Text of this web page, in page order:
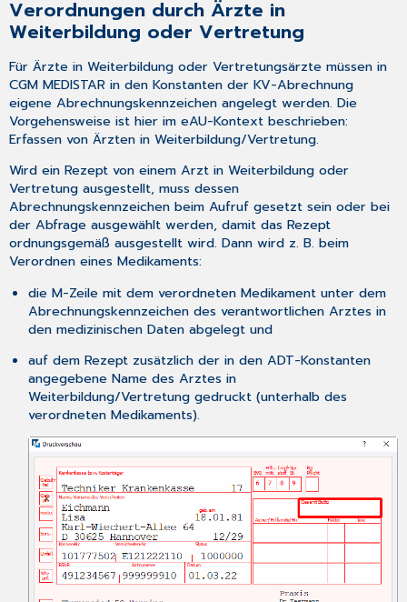
Verordnungen durch Ärzte in
Weiterbildung oder Vertretung
Für Ärzte in Weiterbildung oder Vertretungsärzte müssen in
CGM MEDISTAR in den Konstanten der KV-Abrechnung
eigeneAbrechnungskennzeichen angelegt werden. Die
Vorgehensweise ist hier im eAU-Kontext beschrieben:
Erfassen von Ärzten in Weiterbildung/Vertretung.
Wird ein Rezept von einem Arzt in Weiterbildung oder
Vertretung ausgestellt, muss dessen
Abrechnungskennzeichen beim Aufruf gesetzt sein oder bei
der Abfrage ausgewählt werden, damit das Rezept
ordnungsgemäß ausgestellt wird. Dann wird z. B. beim
Verordnen eines Medikaments:
die M-Zeile mit dem verordneten Medikament unter dem
Abrechnungskennzeichen des verantwortlichen Arztes in
den medizinischen Daten abgelegt und
auf dem Rezept zusätzlich der in den ADT-Konstanten
angegebene Name des Arztes in
Weiterbildung/Vertretung gedruckt (unterhalb des
verordneten Medikaments).